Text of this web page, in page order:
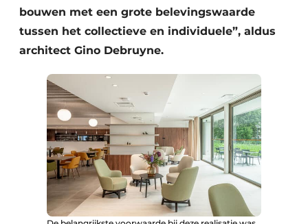
Renovatie
Software
Toegangscontrole
Veiligheid & Opleiding
Zonwering
bouwen met een grote belevingswaarde
tussen het collectieve en individuele”, aldus
architect Gino Debruyne.